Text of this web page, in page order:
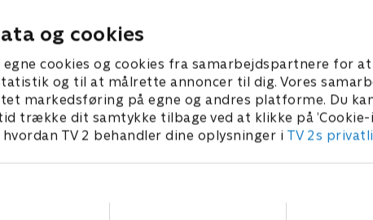
og cookies
cookies og cookies fra samarbejdspartnere for
og til at målrette annoncer til dig. Vores
markedsføring på egne og andres platforme. Du
trække dit samtykke tilbage ved at klikke på
TV 2 behandler dine oplysninger i TV 2s